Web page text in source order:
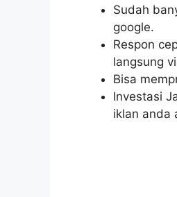
Sudah
google.
Respon
langsung
Bisa
Investasi
iklan anda